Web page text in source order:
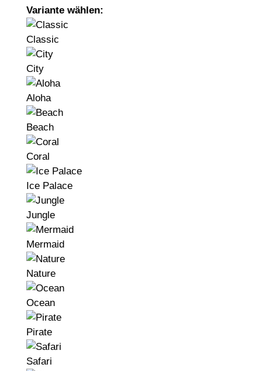
Variante wählen:
Classic
City
Aloha
Beach
Coral
Ice Palace
Jungle
Mermaid
Nature
Ocean
Pirate
Safari